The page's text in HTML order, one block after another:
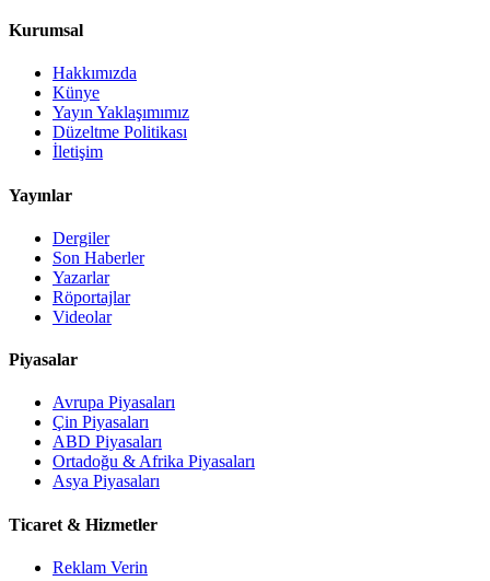
Kurumsal
Hakkımızda
Künye
Yayın Yaklaşımımız
Düzeltme Politikası
İletişim
Yayınlar
Dergiler
Son Haberler
Yazarlar
Röportajlar
Videolar
Piyasalar
Avrupa Piyasaları
Çin Piyasaları
ABD Piyasaları
Ortadoğu & Afrika Piyasaları
Asya Piyasaları
Ticaret & Hizmetler
Reklam Verin